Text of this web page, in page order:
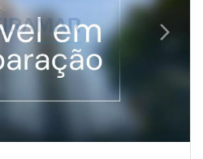
arrow_forward_iosNext